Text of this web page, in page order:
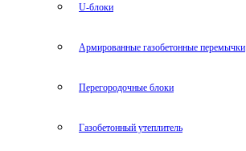
U-блоки
Армированные газобетонные перемычки
Перегородочные блоки
Газобетонный утеплитель